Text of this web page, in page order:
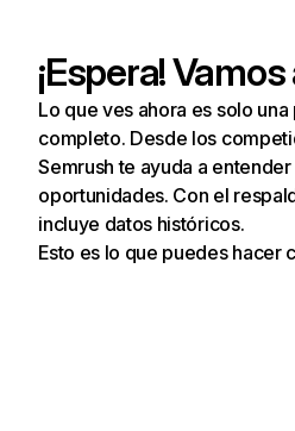
¡Espera!
Lo que ves ahora es solo
completo. Desde los
Semrush te ayuda a
oportunidades. Con el
incluye datos históricos.
Esto es lo que puedes hacer